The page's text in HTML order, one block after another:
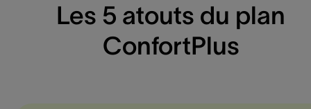
Les 5 atouts du plan
ConfortPlus